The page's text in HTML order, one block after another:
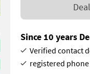
Since 10 years
Verified contact
registered